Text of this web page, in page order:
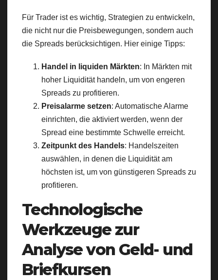
Für Trader ist es wichtig, Strategien zu entwickeln,
die nicht nur die Preisbewegungen, sondern auch
die Spreads berücksichtigen. Hier einige Tipps:
Handel in liquiden Märkten: In Märkten mit
hoher Liquidität handeln, um von engeren
Spreads zu profitieren.
Preisalarme setzen: Automatische Alarme
einrichten, die aktiviert werden, wenn der
Spread eine bestimmte Schwelle erreicht.
Zeitpunkt des Handels: Handelszeiten
auswählen, in denen die Liquidität am
höchsten ist, um von günstigeren Spreads zu
profitieren.
Technologische
Werkzeuge zur
Analyse von Geld- und
Briefkursen